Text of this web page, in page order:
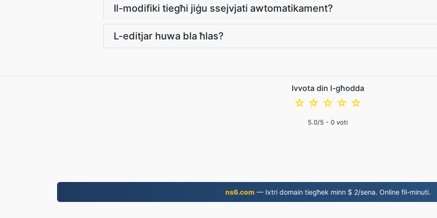
Il-modifiki tiegħi jiġu ssejvjati awtomatikament?
L-editjar huwa bla ħlas?
Ivvota din l-għodda
☆
☆
☆
☆
☆
5.0/5 - 0 voti
ns6.com — Ixtri domain tiegħek minn $ 2/sena. Online fil-minuti.